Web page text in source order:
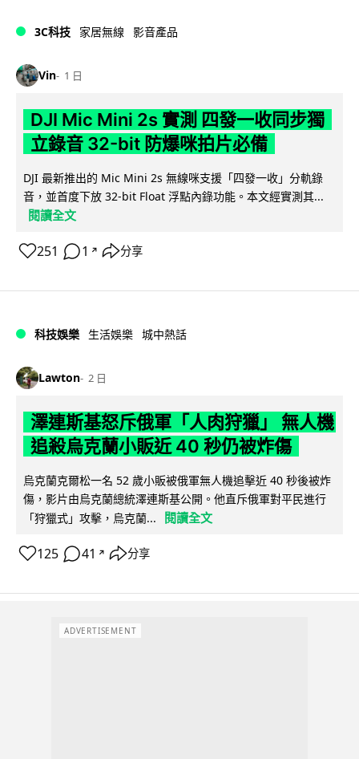
3C科技 家居無線 影音產品
Vin 1 日
DJI Mic Mini 2s 實測 四發一收同步獨
立錄音 32-bit 防爆咪拍片必備
DJI 最新推出的 Mic Mini 2s 無線咪支援「四發一收」分軌錄
音，並首度下放 32-bit Float 浮點內錄功能。本文經實測其...
閱讀全文
251 1 ↗ 分享
科技娛樂 生活娛樂 城中熱話
Lawton 2 日
澤連斯基怒斥俄軍「人肉狩獵」 無人機
追殺烏克蘭小販近 40 秒仍被炸傷
烏克蘭克爾松一名 52 歲小販被俄軍無人機追擊近 40 秒後被炸
傷，影片由烏克蘭總統澤連斯基公開。他直斥俄軍對平民進行
「狩獵式」攻擊，烏克蘭...
閱讀全文
125 41 ↗ 分享
ADVERTISEMENT